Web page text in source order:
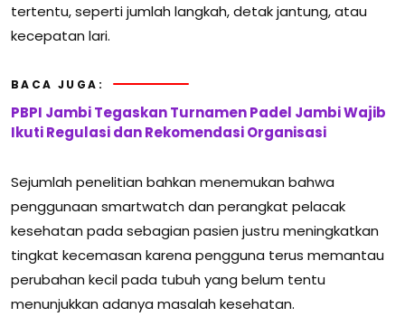
tertentu, seperti jumlah langkah, detak jantung, atau
kecepatan lari.
BACA JUGA:
PBPI Jambi Tegaskan Turnamen Padel Jambi Wajib
Ikuti Regulasi dan Rekomendasi Organisasi
Sejumlah penelitian bahkan menemukan bahwa
penggunaan smartwatch dan perangkat pelacak
kesehatan pada sebagian pasien justru meningkatkan
tingkat kecemasan karena pengguna terus memantau
perubahan kecil pada tubuh yang belum tentu
menunjukkan adanya masalah kesehatan.